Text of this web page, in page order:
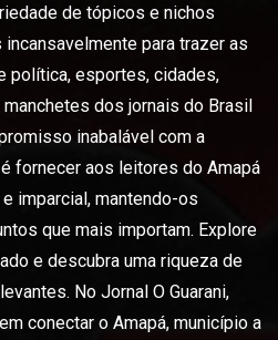
de tópicos e nichos
para trazer as
política, esportes, cidades,
dos jornais do Brasil
inabalável com a
fornecer aos leitores do Amapá
imparcial, mantendo-os
que mais importam. Explore
e descubra uma riqueza de
No Jornal O Guarani,
conectar o Amapá, município a